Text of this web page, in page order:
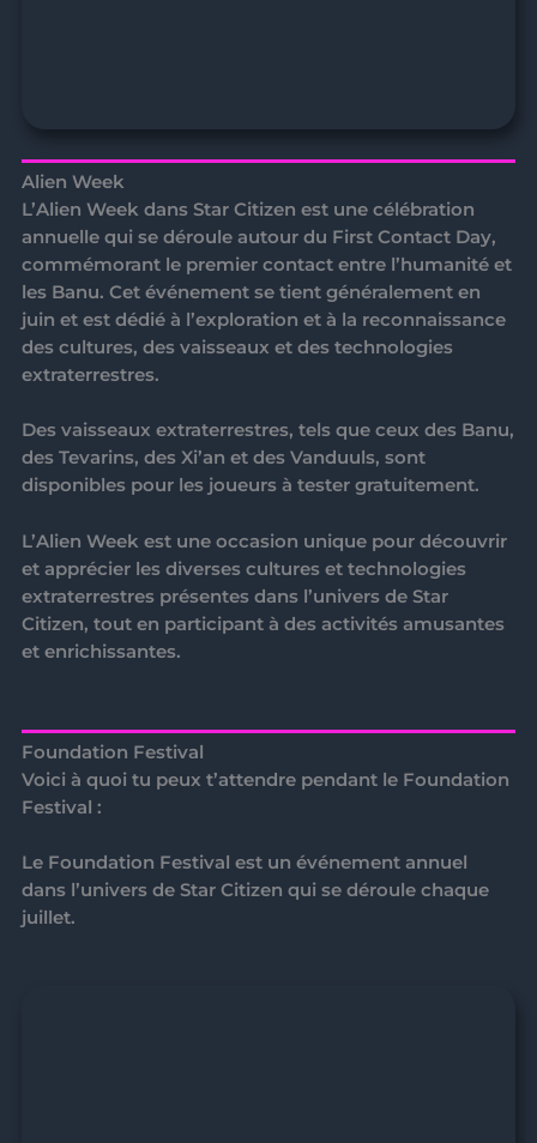
Alien Week
L’Alien Week dans Star Citizen est une célébration
annuelle qui se déroule autour du First Contact Day,
commémorant le premier contact entre l’humanité et
les Banu. Cet événement se tient généralement en
juin et est dédié à l’exploration et à la reconnaissance
des cultures, des vaisseaux et des technologies
extraterrestres.
Des vaisseaux extraterrestres, tels que ceux des Banu,
des Tevarins, des Xi’an et des Vanduuls, sont
disponibles pour les joueurs à tester gratuitement.
L’Alien Week est une occasion unique pour découvrir
et apprécier les diverses cultures et technologies
extraterrestres présentes dans l’univers de Star
Citizen, tout en participant à des activités amusantes
et enrichissantes.
Foundation Festival
Voici à quoi tu peux t’attendre pendant le Foundation
Festival :
Le Foundation Festival est un événement annuel
dans l’univers de Star Citizen qui se déroule chaque
juillet.